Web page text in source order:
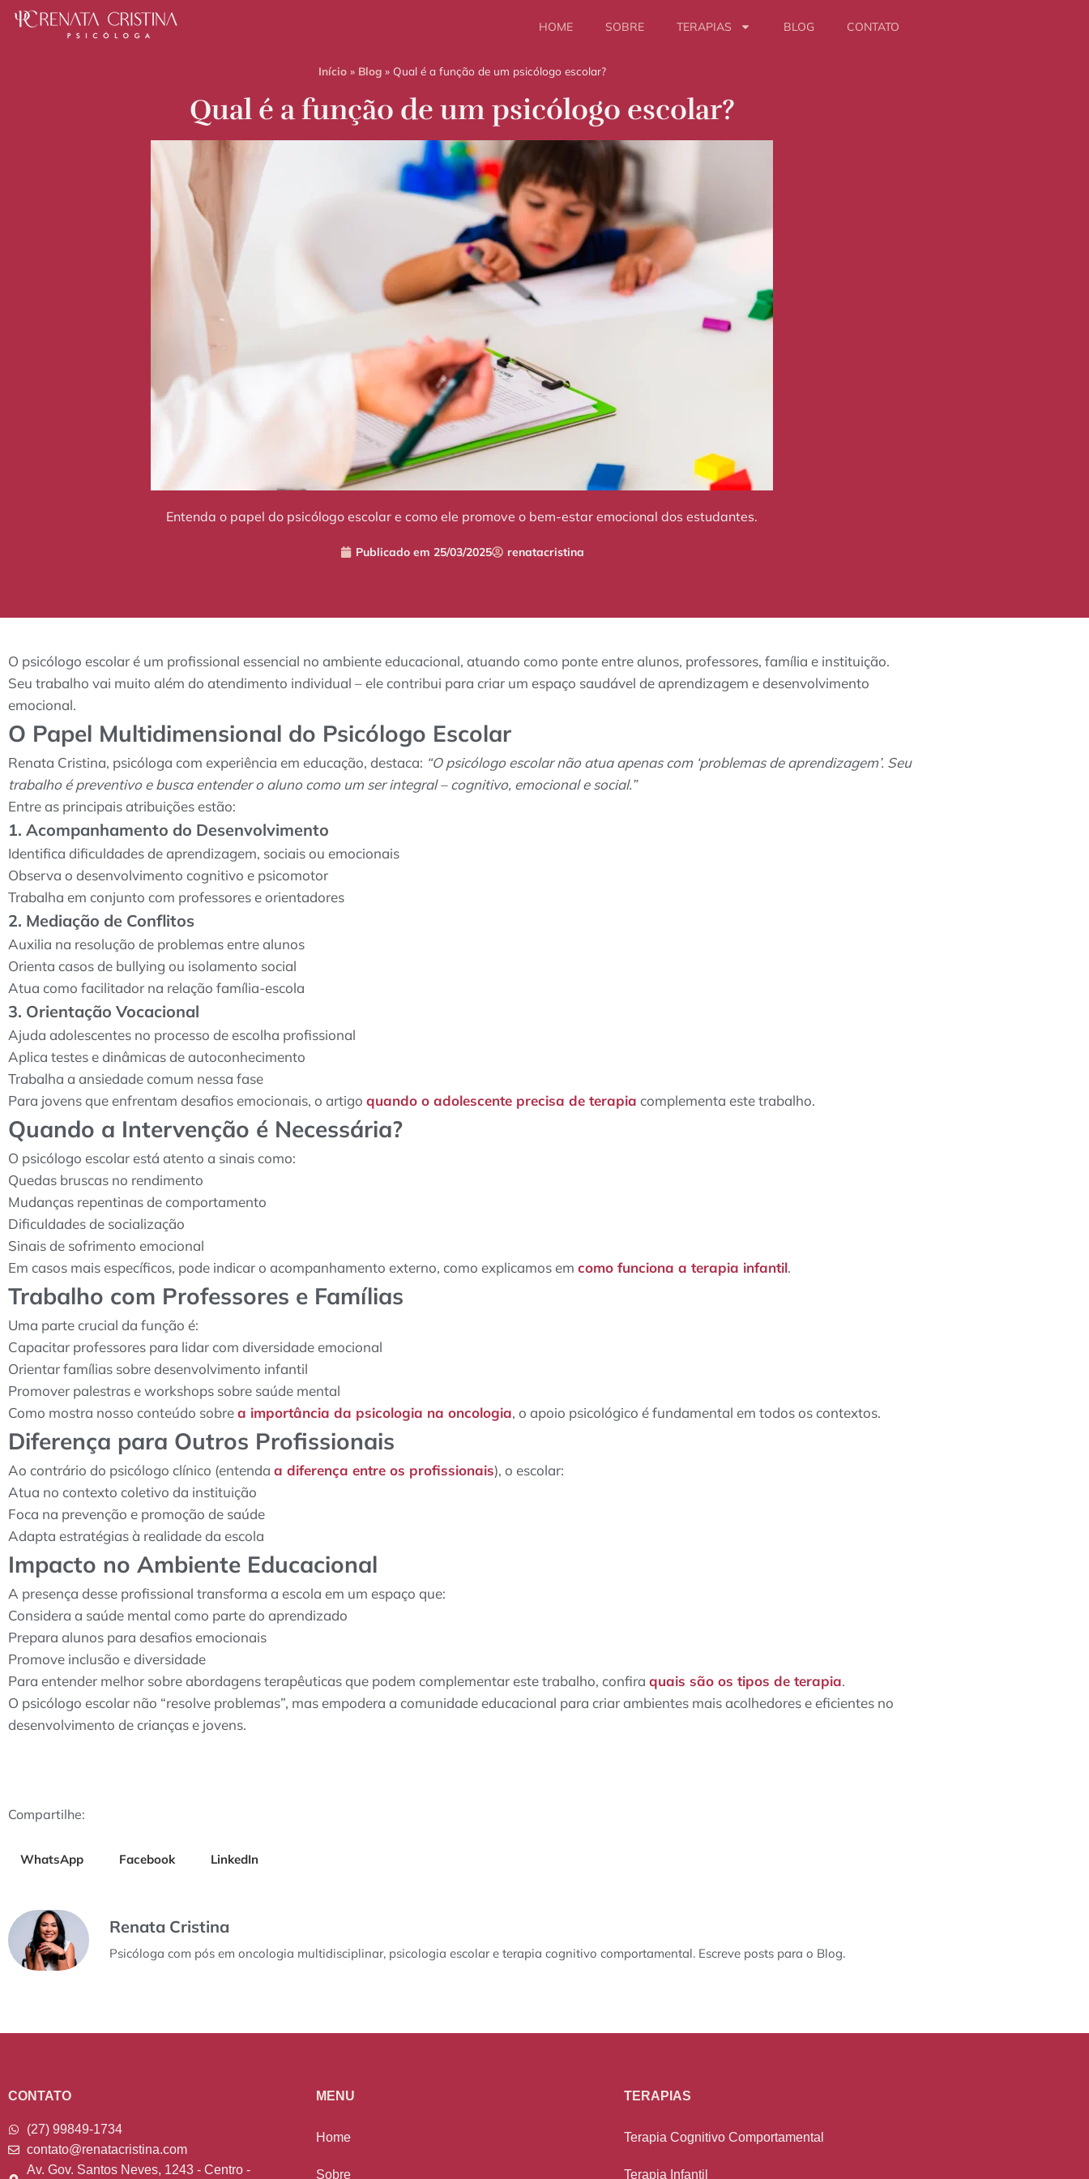
HOME SOBRE TERAPIAS BLOG CONTATO
Início» Blog» Qual é a função de um psicólogo escolar?
Qual é a função de um psicólogo escolar?
Entenda o papel do psicólogo escolar e como ele promove o bem-estar emocional dos estudantes.
Publicado em 25/03/2025 renatacristina
O psicólogo escolar é um profissional essencial no ambiente educacional, atuando como ponte entre alunos, professores, família e instituição.
Seu trabalho vai muito além do atendimento individual – ele contribui para criar um espaço saudável de aprendizagem e desenvolvimento
emocional.
O Papel Multidimensional do Psicólogo Escolar
Renata Cristina, psicóloga com experiência em educação, destaca: “O psicólogo escolar não atua apenas com ‘problemas de aprendizagem’. Seu
trabalho é preventivo e busca entender o aluno como um ser integral – cognitivo, emocional e social.”
Entre as principais atribuições estão:
1. Acompanhamento do Desenvolvimento
Identifica dificuldades de aprendizagem, sociais ou emocionais
Observa o desenvolvimento cognitivo e psicomotor
Trabalha em conjunto com professores e orientadores
2. Mediação de Conflitos
Auxilia na resolução de problemas entre alunos
Orienta casos de bullying ou isolamento social
Atua como facilitador na relação família-escola
3. Orientação Vocacional
Ajuda adolescentes no processo de escolha profissional
Aplica testes e dinâmicas de autoconhecimento
Trabalha a ansiedade comum nessa fase
Para jovens que enfrentam desafios emocionais, o artigo quando o adolescente precisa de terapia complementa este trabalho.
Quando a Intervenção é Necessária?
O psicólogo escolar está atento a sinais como:
Quedas bruscas no rendimento
Mudanças repentinas de comportamento
Dificuldades de socialização
Sinais de sofrimento emocional
Em casos mais específicos, pode indicar o acompanhamento externo, como explicamos em como funciona a terapia infantil.
Trabalho com Professores e Famílias
Uma parte crucial da função é:
Capacitar professores para lidar com diversidade emocional
Orientar famílias sobre desenvolvimento infantil
Promover palestras e workshops sobre saúde mental
Como mostra nosso conteúdo sobrea importância da psicologia na oncologia, o apoio psicológico é fundamental em todos os contextos.
Diferença para Outros Profissionais
Ao contrário do psicólogo clínico (entenda a diferença entre os profissionais), o escolar:
Atua no contexto coletivo da instituição
Foca na prevenção e promoção de saúde
Adapta estratégias à realidade da escola
Impacto no Ambiente Educacional
A presença desse profissional transforma a escola em um espaço que:
Considera a saúde mental como parte do aprendizado
Prepara alunos para desafios emocionais
Promove inclusão e diversidade
Para entender melhor sobre abordagens terapêuticas que podem complementar este trabalho, confira quais são os tipos de terapia.
O psicólogo escolar não “resolve problemas”, mas empodera a comunidade educacional para criar ambientes mais acolhedores e eficientes no
desenvolvimento de crianças e jovens.
Compartilhe:
WhatsApp Facebook LinkedIn
Renata Cristina
Psicóloga com pós em oncologia multidisciplinar, psicologia escolar e terapia cognitivo comportamental. Escreve posts para o Blog.
CONTATO
(27) 99849-1734
contato@renatacristina.com
Av. Gov. Santos Neves, 1243 - Centro -
MENU
Home
Sobre
TERAPIAS
Terapia Cognitivo Comportamental
Terapia Infantil